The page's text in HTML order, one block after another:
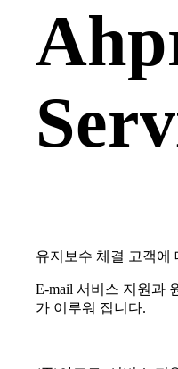
유지보수 체결 고객에
E-mail 서비스 지원과
가 이루워 집니다.